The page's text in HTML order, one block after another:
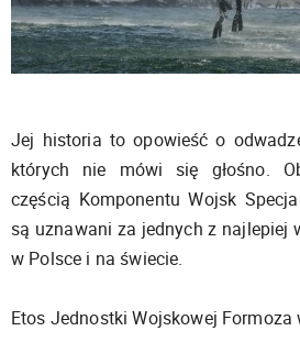
Jej historia to opowieść o
których nie mówi się głośno.
częścią Komponentu Wojsk
są uznawani za jednych z najlepiej
w Polsce i na świecie.
Etos Jednostki Wojskowej Formoza